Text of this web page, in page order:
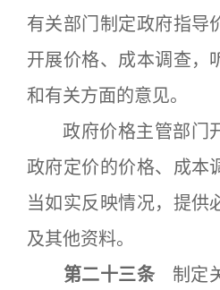
有关部门制定政府指导
开展价格、成本调查，
和有关方面的意见。
政府价格主管部门开
政府定价的价格、成本
当如实反映情况，提供
及其他资料。
第二十三条 制定